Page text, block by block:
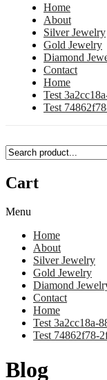
Home
About
Silver Jewelry
Gold Jewelry
Diamond
Contact
Home
Test
Test
Cart
Menu
Home
About
Silver Jewelry
Gold Jewelry
Diamond
Contact
Home
Test 3a2cc18a-
Test 74862f78-
Blog